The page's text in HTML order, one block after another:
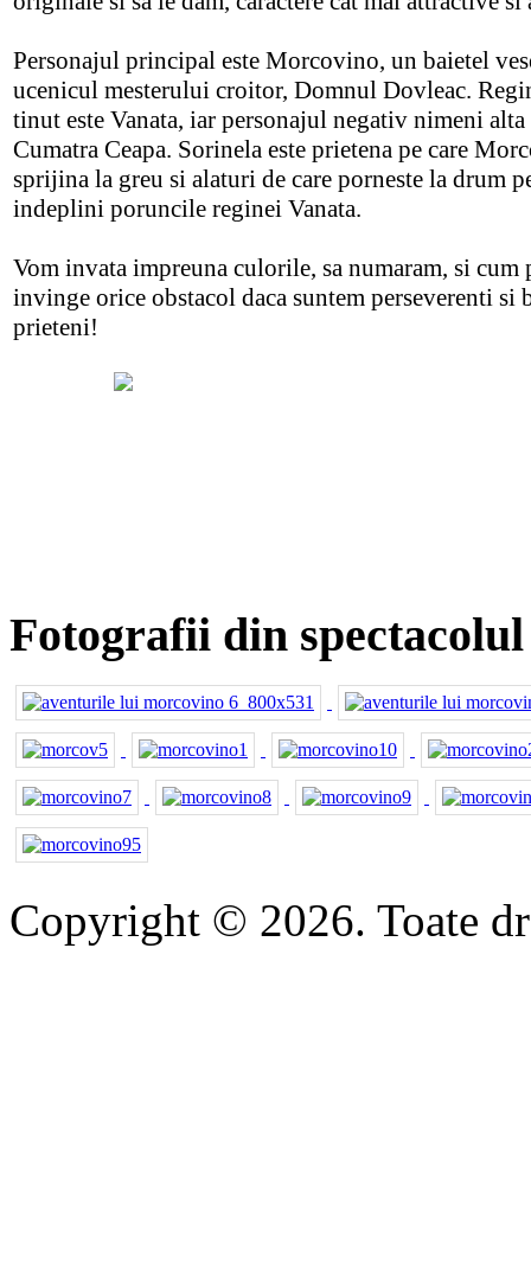
Personajul principal este Morcovino, un baietel
ucenicul mesterului croitor, Domnul Dovleac.
tinut este Vanata, iar personajul negativ nimeni alta
Cumatra Ceapa. Sorinela este prietena pe care
sprijina la greu si alaturi de care porneste la drum
indeplini poruncile reginei Vanata.
Vom invata impreuna culorile, sa numaram, si cum
invinge orice obstacol daca suntem perseverenti si
prieteni!
Fotografii din
Copyright © 2026. Toate